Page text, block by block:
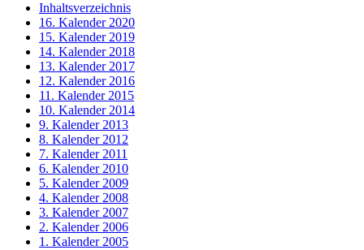
Inhaltsverzeichnis
16. Kalender 2020
15. Kalender 2019
14. Kalender 2018
13. Kalender 2017
12. Kalender 2016
11. Kalender 2015
10. Kalender 2014
9. Kalender 2013
8. Kalender 2012
7. Kalender 2011
6. Kalender 2010
5. Kalender 2009
4. Kalender 2008
3. Kalender 2007
2. Kalender 2006
1. Kalender 2005